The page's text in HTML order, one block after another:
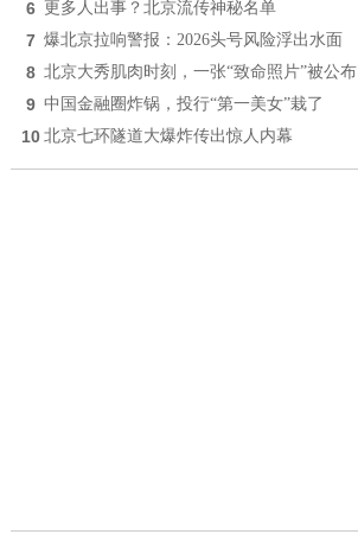
6 更多人出事？北京流传神秘名单
7 爆北京拉响警报：2026头号风险浮出水面
8 北京大秀肌肉时刻，一张“致命照片”被公布
9 中国金融圈炸锅，投行“第一美女”栽了
10 北京七环隧道大爆炸传出惊人内幕